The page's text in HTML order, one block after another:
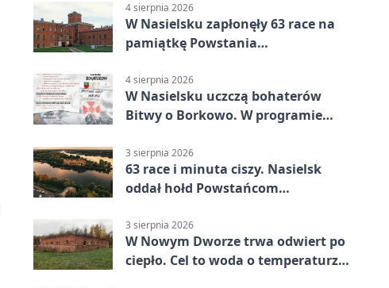
4 sierpnia 2026
W Nasielsku zapłonęły 63 race na
pamiątkę Powstania
4 sierpnia 2026
W Nasielsku uczczą bohaterów
Bitwy o Borkowo. W programie
3 sierpnia 2026
63 race i minuta ciszy. Nasielsk
oddał hołd Powstańcom
3 sierpnia 2026
W Nowym Dworze trwa odwiert po
ciepło. Cel to woda o temperaturze